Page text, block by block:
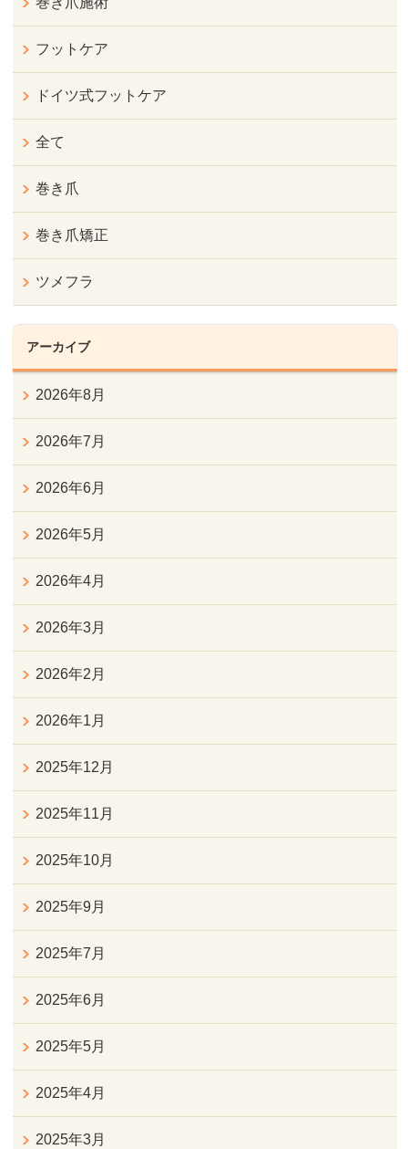
フットケア
ドイツ式フットケア
全て
巻き爪
巻き爪矯正
ツメフラ
アーカイブ
2026年8月
2026年7月
2026年6月
2026年5月
2026年4月
2026年3月
2026年2月
2026年1月
2025年12月
2025年11月
2025年10月
2025年9月
2025年7月
2025年6月
2025年5月
2025年4月
2025年3月